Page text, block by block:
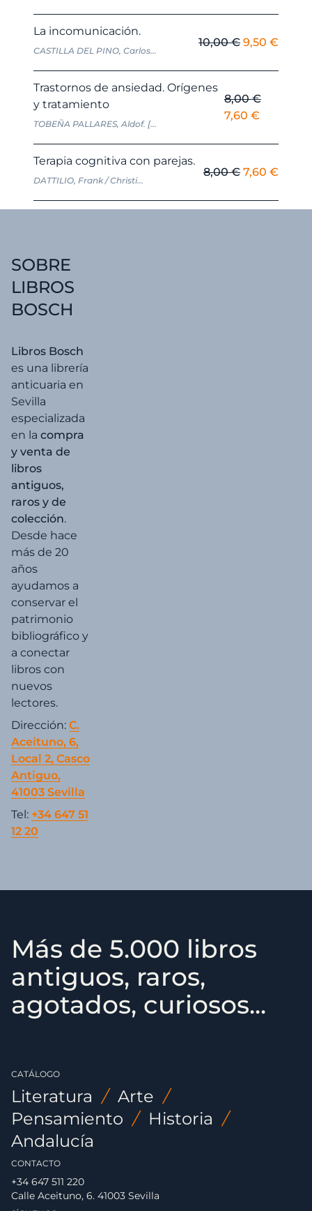
original
era:
10,00 €.
La incomunicación.
CASTILLA DEL PINO, Carlos...
10,00€ El
original
era:
10,00 €.
9,50 €
Trastornos de ansiedad. Orígenes
y tratamiento
TOBEÑA PALLARES, Aldof. [...
8,00€
El
original
era:
8,00 €.
7,60 €El
actual
es:
Terapia cognitiva con parejas.
DATTILIO, Frank / Christi...
8,00€ El
original
7,60 €
SOBRE
LIBROS
BOSCH
Libros Bosch
es una librería
anticuaria en
Sevilla
especializada
en la compra
y venta de
libros
antiguos,
raros y de
colección.
Desde hace
más de 20
años
ayudamos a
conservar el
patrimonio
bibliográfico y
a conectar
libros con
nuevos
lectores.
Dirección: C.
Aceituno, 6,
Local 2, Casco
Antiguo,
41003 Sevilla
Tel: +34 647 51
12 20
Más de 5.000 libros
antiguos, raros,
agotados, curiosos...
CATÁLOGO
Literatura / Arte /
Pensamiento / Historia /
Andalucía
CONTACTO
+34 647 511 220
Calle Aceituno, 6. 41003 Sevilla